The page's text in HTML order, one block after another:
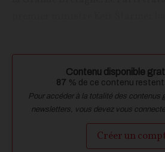
Contenu disponible
87 % de ce contenu restent
Pour accéder à la totalité des contenus
newsletters, vous devez vous
Créer un